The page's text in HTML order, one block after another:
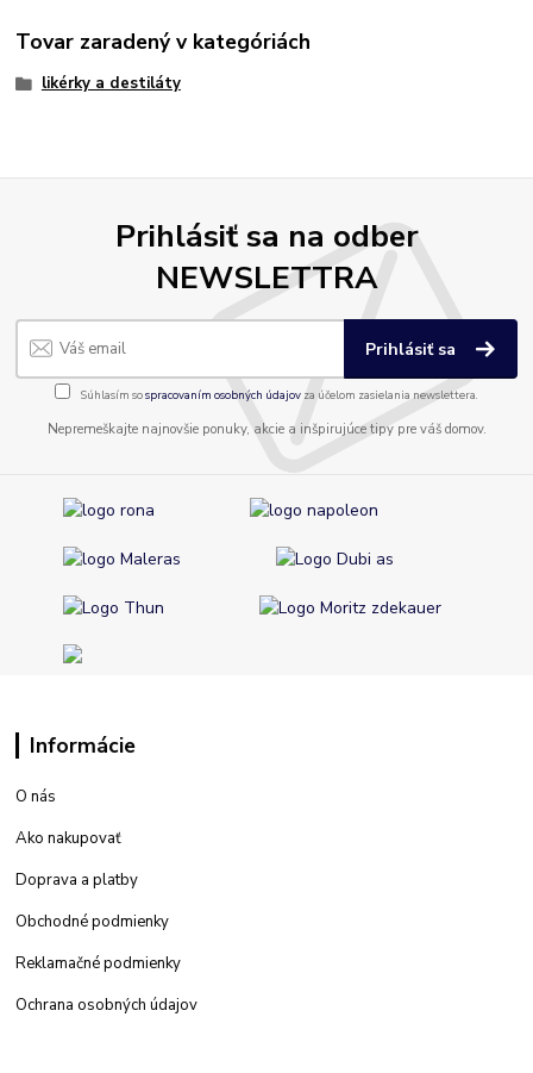
Tovar zaradený v kategóriách
likérky a destiláty
Prihlásiť sa na odber
NEWSLETTRA
Prihlásiť sa
Súhlasím sospracovaním osobných údajov za účelom zasielania newslettera.
Nepremeškajte najnovšie ponuky, akcie a inšpirujúce tipy pre váš domov.
Informácie
O nás
Ako nakupovať
Doprava a platby
Obchodné podmienky
Reklamačné podmienky
Ochrana osobných údajov